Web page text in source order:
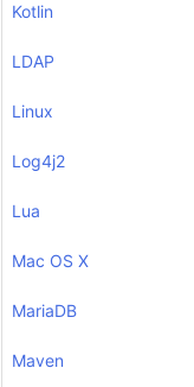
Kotlin
LDAP
Linux
Log4j2
Lua
Mac OS X
MariaDB
Maven